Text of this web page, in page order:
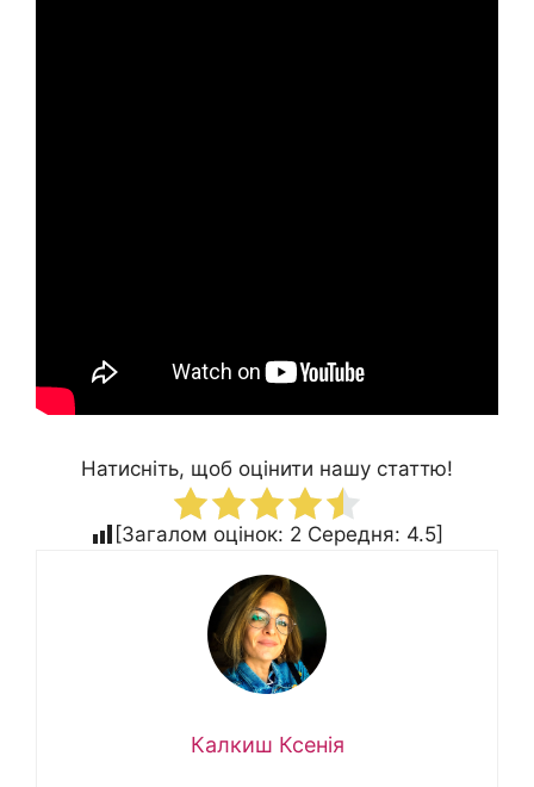
Натисніть, щоб оцінити нашу статтю!
[Загалом оцінок: 2 Середня: 4.5]
Калкиш Ксенія